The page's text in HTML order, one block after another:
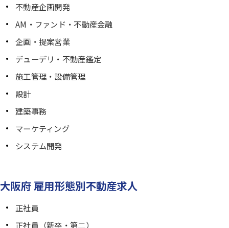
不動産企画開発
AM・ファンド・不動産金融
企画・提案営業
デューデリ・不動産鑑定
施工管理・設備管理
設計
建築事務
マーケティング
システム開発
大阪府 雇用形態別不動産求人
正社員
正社員（新卒・第二）